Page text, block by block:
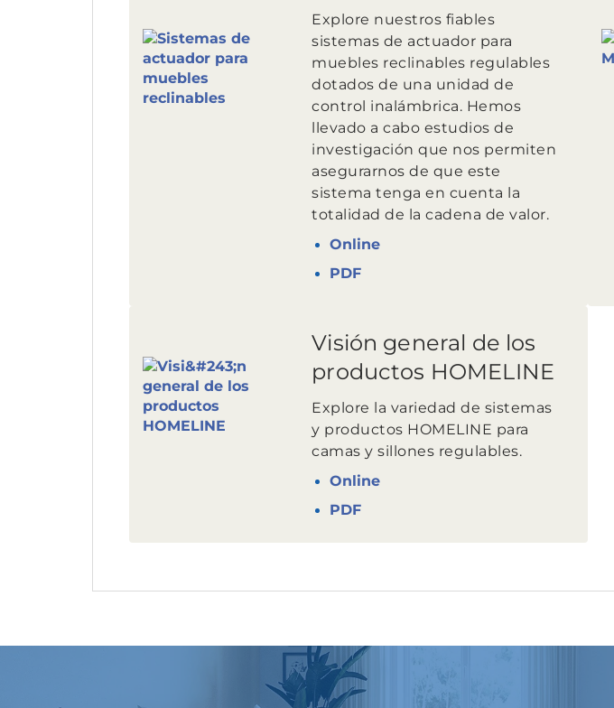
Explore nuestros fiables
sistemas de actuador para
muebles reclinables regulables
dotados de una unidad de
control inalámbrica. Hemos
llevado a cabo estudios de
investigación que nos permiten
asegurarnos de que este
sistema tenga en cuenta la
totalidad de la cadena de valor.
Online
PDF
Visión general de los
productos HOMELINE
Explore la variedad de sistemas
y productos HOMELINE para
camas y sillones regulables.
Online
PDF